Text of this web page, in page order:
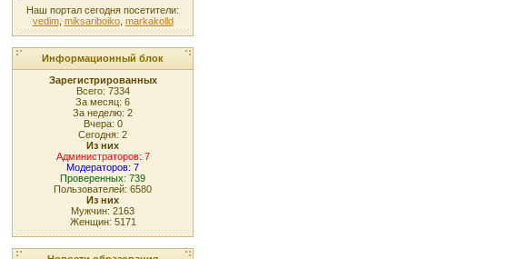
Наш портал сегодня посетители:
vedim, miksariboiko, markakolld
Информационный блок
Зарегистрированных
Всего: 7334
За месяц: 6
За неделю: 2
Вчера: 0
Сегодня: 2
Из них
Администраторов: 7
Модераторов: 7
Проверенных: 739
Пользователей: 6580
Из них
Мужчин: 2163
Женщин: 5171